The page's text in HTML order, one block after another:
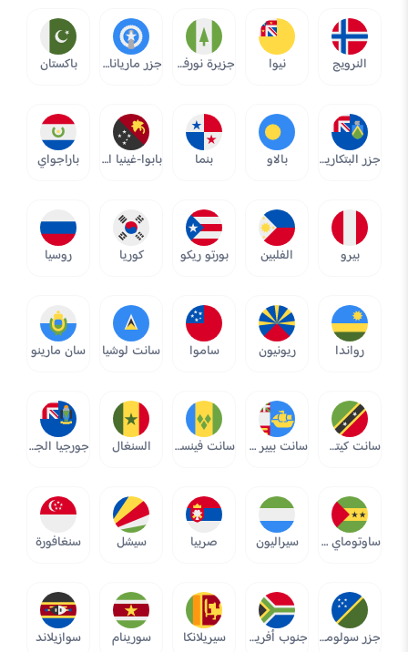
النرويج نيوا جزيرة نورفوك جزر ماريانا الشمالية باكستان
جزر البتكارين بالاو بنما بابوا-غينيا الجديدة باراجواي
بيرو الفلبين بورتو ريكو كوريا روسيا
رواندا ريونيون ساموا سانت لوشيا سان مارينو
سانت كيتس ونيفيس سانت بيير وميكولون سانت فينسنت وجرينادينز السنغال جورجيا الجنوبية وجزر ساندويتش الجنوبية
ساوتوماي وبرينسيبا سيراليون صربيا سيشل سنغافورة
جزر سولومون جنوب أفريقيا سيريلانكا سورينام سوازيلاند